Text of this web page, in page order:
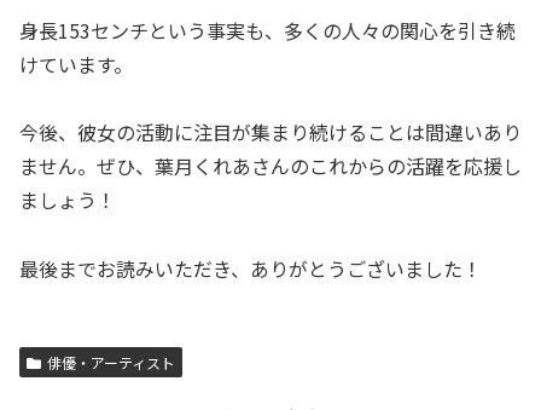
身長153センチという事実も、多くの人々の関心を引き続
けています。
今後、彼女の活動に注目が集まり続けることは間違いあり
ません。ぜひ、葉月くれあさんのこれからの活躍を応援し
ましょう！
最後までお読みいただき、ありがとうございました！
俳優・アーティスト